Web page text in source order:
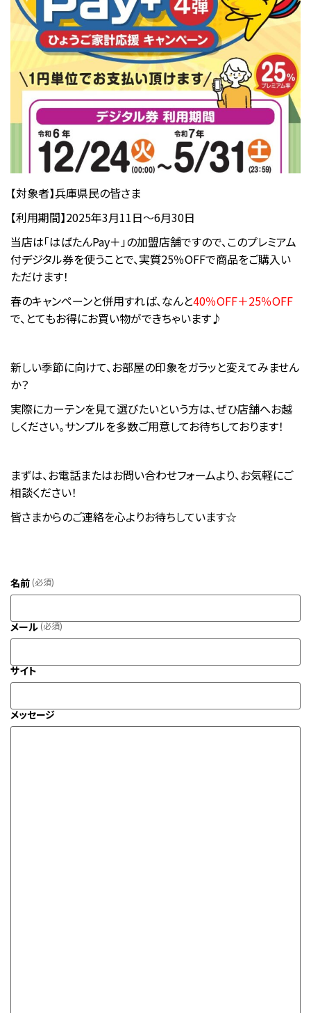
【対象者】兵庫県民の皆さま
【利用期間】2025年3月11日～6月30日
当店は「はばたんPay＋」の加盟店舗ですので、このプレミアム
付デジタル券を使うことで、実質25％OFFで商品をご購入い
ただけます！
春のキャンペーンと併用すれば、なんと40％OFF＋25％OFF
で、とてもお得にお買い物ができちゃいます♪
新しい季節に向けて、お部屋の印象をガラッと変えてみません
か？
実際にカーテンを見て選びたいという方は、ぜひ店舗へお越
しください。サンプルを多数ご用意してお待ちしております！
まずは、お電話またはお問い合わせフォームより、お気軽にご
相談ください！
皆さまからのご連絡を心よりお待ちしています☆
名前 (必須)
メール(必須)
サイト
メッセージ